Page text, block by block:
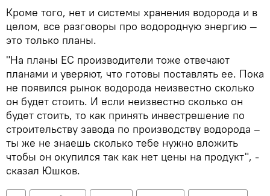
Кроме того, нет и системы хранения водорода и в
целом, все разговоры про водородную энергию —
это только планы.
"На планы ЕС производители тоже отвечают
планами и уверяют, что готовы поставлять ее. Пока
не появился рынок водорода неизвестно сколько
он будет стоить. И если неизвестно сколько он
будет стоить, то как принять инвестрешение по
строительству завода по производству водорода –
ты же не знаешь сколько тебе нужно вложить
чтобы он окупился так как нет цены на продукт", -
сказал Юшков.